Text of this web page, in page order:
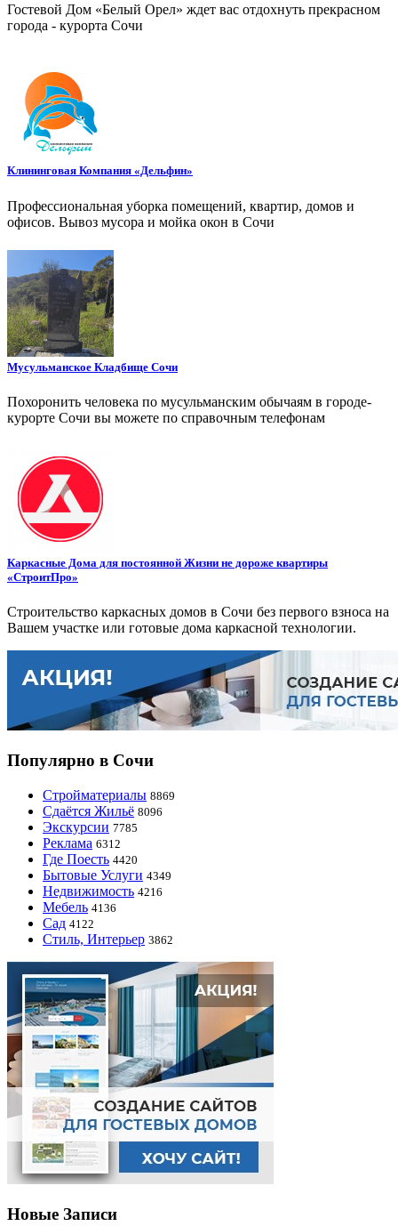
Гостевой Дом «Белый Орел» ждет вас отдохнуть прекрасном
города - курорта Сочи
Клининговая Компания «Дельфин»
Профессиональная уборка помещений, квартир, домов и
офисов. Вывоз мусора и мойка окон в Сочи
Мусульманское Кладбище Сочи
Похоронить человека по мусульманским обычаям в городе-
курорте Сочи вы можете по справочным телефонам
Каркасные Дома для постоянной Жизни не дороже квартиры
«СтроитПро»
Строительство каркасных домов в Сочи без первого взноса на
Вашем участке или готовые дома каркасной технологии.
Популярно в Сочи
Стройматериалы 8869
Сдаётся Жильё 8096
Экскурсии 7785
Реклама 6312
Где Поесть 4420
Бытовые Услуги 4349
Недвижимость 4216
Мебель 4136
Сад 4122
Стиль, Интерьер 3862
Новые Записи